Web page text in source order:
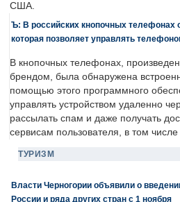
США.
Ъ: В российских кнопочных телефонах
которая позволяет управлять
В кнопочных телефонах,
брендом, была обнаружена
помощью этого программного
управлять устройством удаленно
рассылать спам и даже получать
сервисам пользователя, в том числе
ТУРИЗМ
Власти Черногории объявили о
России и ряда других стран с 1 ноября